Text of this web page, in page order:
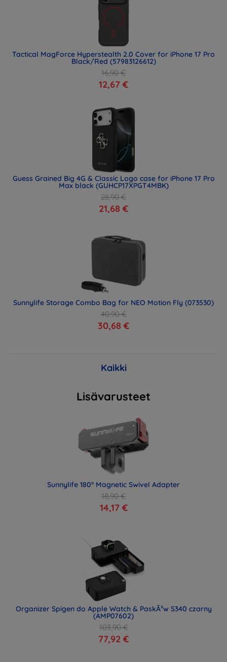
Tactical MagForce Hyperstealth 2.0 Cover for iPhone 17 Pro
Black/Red (57983126612)
16,90 €
12,67 €
Guess Grained Big 4G & Classic Logo case for iPhone 17 Pro
Max black (GUHCP17XPGT4MBK)
28,90 €
21,68 €
Sunnylife Storage Combo Bag for NEO Motion Fly (073530)
40,90 €
30,68 €
Kaikki
Lisävarusteet
Sunnylife 180° Magnetic Swivel Adapter
18,90 €
14,17 €
Organizer Spigen do Apple Watch & PaskÃ³w S340 czarny
(AMP07602)
103,90 €
77,92 €